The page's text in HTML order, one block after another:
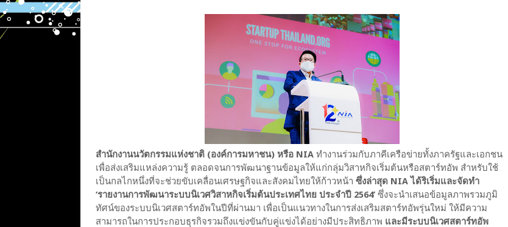
สำนักงานนวัตกรรมแห่งชาติ (องค์การมหาชน) หรือ NIA ทำงานร่วมกับภาคีเครือข่ายทั้งภาครัฐและเอกชน
เพื่อส่งเสริมแหล่งความรู้ ตลอดจนการพัฒนาฐานข้อมูลให้แก่กลุ่มวิสาหกิจเริ่มต้นหรือสตาร์ทอัพ สำหรับใช้
เป็นกลไกหนึ่งที่จะช่วยขับเคลื่อนเศรษฐกิจและสังคมไทยให้ก้าวหน้า ซึ่งล่าสุด NIA ได้ริเริ่มและจัดทำ
‘รายงานการพัฒนาระบบนิเวศวิสาหกิจเริ่มต้นประเทศไทย ประจำปี 2564’ ซึ่งจะนำเสนอข้อมูลภาพรวมภูมิ
ทัศน์ของระบบนิเวศสตาร์ทอัพในปีที่ผ่านมา เพื่อเป็นแนวทางในการส่งเสริมสตาร์ทอัพรุ่นใหม่ ให้มีความ
สามารถในการประกอบธุรกิจรวมถึงแข่งขันกับคู่แข่งได้อย่างมีประสิทธิภาพ และมีระบบนิเวศสตาร์ทอัพ